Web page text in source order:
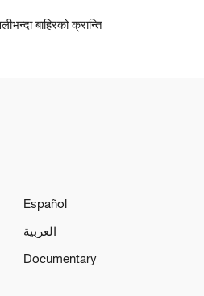
बाहिरको क्रान्ति
Español
العربية
Documentary